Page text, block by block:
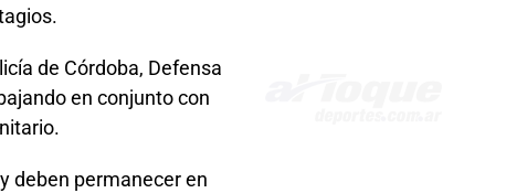
de Córdoba, Defensa
en conjunto con
deben permanecer en